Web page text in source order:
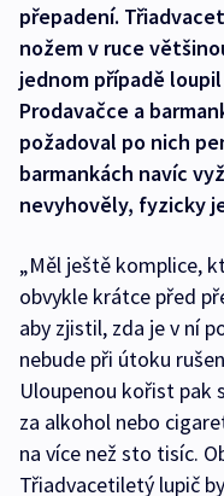
přepadení.
nožem v ruce
jednom případě
Prodavačce a
požadoval po nich
barmankách navíc
nevyhověly, fyzicky
„Měl ještě komplice,
obvykle krátce před
aby zjistil, zda je v ní
nebude při útoku
Uloupenou kořist pak
za alkohol nebo
na více než sto tisíc.
Třiadvacetiletý lupič